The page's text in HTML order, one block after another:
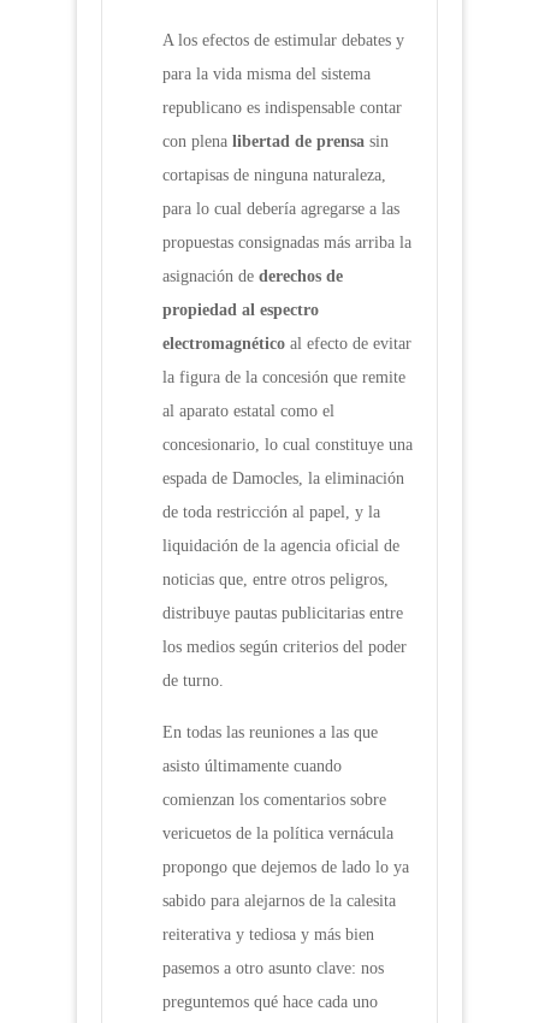
A los efectos de estimular debates y
para la vida misma del sistema
republicano es indispensable contar
con plena libertad de prensa sin
cortapisas de ninguna naturaleza,
para lo cual debería agregarse a las
propuestas consignadas más arriba la
asignación de derechos de
propiedad al espectro
electromagnético al efecto de evitar
la figura de la concesión que remite
al aparato estatal como el
concesionario, lo cual constituye una
espada de Damocles, la eliminación
de toda restricción al papel, y la
liquidación de la agencia oficial de
noticias que, entre otros peligros,
distribuye pautas publicitarias entre
los medios según criterios del poder
de turno.
En todas las reuniones a las que
asisto últimamente cuando
comienzan los comentarios sobre
vericuetos de la política vernácula
propongo que dejemos de lado lo ya
sabido para alejarnos de la calesita
reiterativa y tediosa y más bien
pasemos a otro asunto clave: nos
preguntemos qué hace cada uno